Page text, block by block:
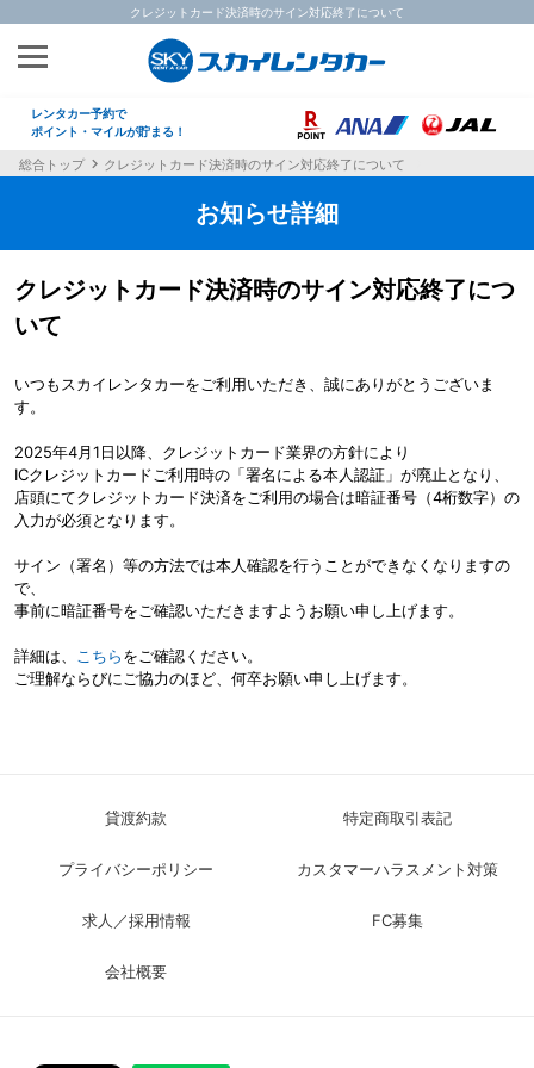
クレジットカード決済時のサイン対応終了について
レンタカー予約で
ポイント・マイルが貯まる！
総合トップ クレジットカード決済時のサイン対応終了について
お知らせ詳細
クレジットカード決済時のサイン対応終了につ
いて
いつもスカイレンタカーをご利用いただき、誠にありがとうございま
す。
2025年4月1日以降、クレジットカード業界の方針により
ICクレジットカードご利用時の「署名による本人認証」が廃止となり、
店頭にてクレジットカード決済をご利用の場合は暗証番号（4桁数字）の
入力が必須となります。
サイン（署名）等の方法では本人確認を行うことができなくなりますの
で、
事前に暗証番号をご確認いただきますようお願い申し上げます。
詳細は、 こちらをご確認ください。
ご理解ならびにご協力のほど、何卒お願い申し上げます。
貸渡約款 特定商取引表記
プライバシーポリシー カスタマーハラスメント対策
求人／採用情報 FC募集
会社概要